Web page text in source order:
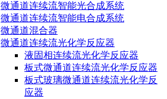
微通道连续流智能光合成系统
微通道连续流智能电合成系统
微通道混合器
微通道连续流光化学反应器
液固相连续流光化学反应器
板式微通道连续流光化学反应器
板式玻璃微通道连续流光化学反
应器